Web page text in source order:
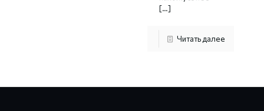
[…]
Читать далее